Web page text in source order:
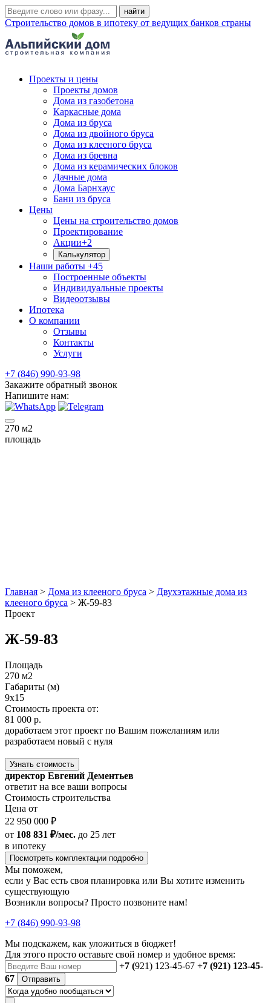
Строительство домов в ипотеку от ведущих банков страны
Проекты и цены
Проекты домов
Дома из газобетона
Каркасные дома
Дома из бруса
Дома из двойного бруса
Дома из клееного бруса
Дома из бревна
Дома из керамических блоков
Дачные дома
Дома Барнхаус
Бани из бруса
Цены
Цены на строительство домов
Проектирование
Акции+2
Калькулятор
Наши работы +45
Построенные объекты
Индивидуальные проекты
Видеоотзывы
Ипотека
О компании
Отзывы
Контакты
Услуги
+7 (846) 990-93-98
Закажите обратный звонок
Напишите нам:
270 м2
площадь
Главная > Дома из клееного бруса > Двухэтажные дома из
клееного бруса > Ж-59-83
Проект
Ж-59-83
Площадь
270 м2
Габариты (м)
9x15
Стоимость проекта от:
81 000 р.
доработаем этот проект по Вашим пожеланиям или
разработаем новый с нуля
Узнать стоимость
директор Евгений Дементьев
ответит на все ваши вопросы
Стоимость строительства
Цена от
22 950 000 ₽
от 108 831 ₽/мес. до 25 лет
в ипотеку
Посмотреть комплектации подробно
Мы поможем,
если у Вас есть своя планировка или Вы хотите изменить
существующую
Возникли вопросы? Просто позвоните нам!
+7 (846) 990-93-98
Мы подскажем, как уложиться в бюджет!
Для этого просто оставьте свой номер и удобное время:
+7 (921) 123-45-67 +7 (921) 123-45-
67
Отправить